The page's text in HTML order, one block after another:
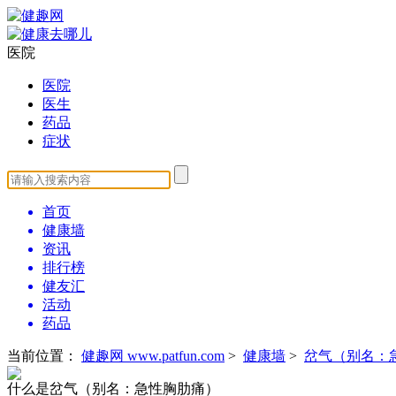
医院
医院
医生
药品
症状
首页
健康墙
资讯
排行榜
健友汇
活动
药品
当前位置： 健趣网 www.patfun.com > 健康墙 > 岔气（别名：
什么是岔气（别名：急性胸肋痛）